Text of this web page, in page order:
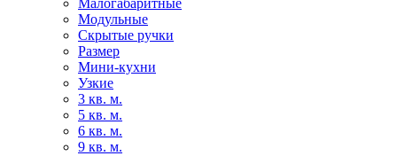
Малогабаритные
Модульные
Скрытые ручки
Размер
Мини-кухни
Узкие
3 кв. м.
5 кв. м.
6 кв. м.
9 кв. м.